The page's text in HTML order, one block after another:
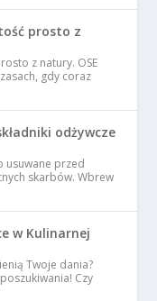
prosto z
z natury. OSE
gdy coraz
odżywcze
usuwane przed
skarbów. Wbrew
w Kulinarnej
Twoje dania?
Czy